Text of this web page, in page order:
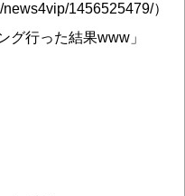
1456525479/）
グ行った結果www」